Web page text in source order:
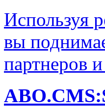
Используя
вы
партнеров